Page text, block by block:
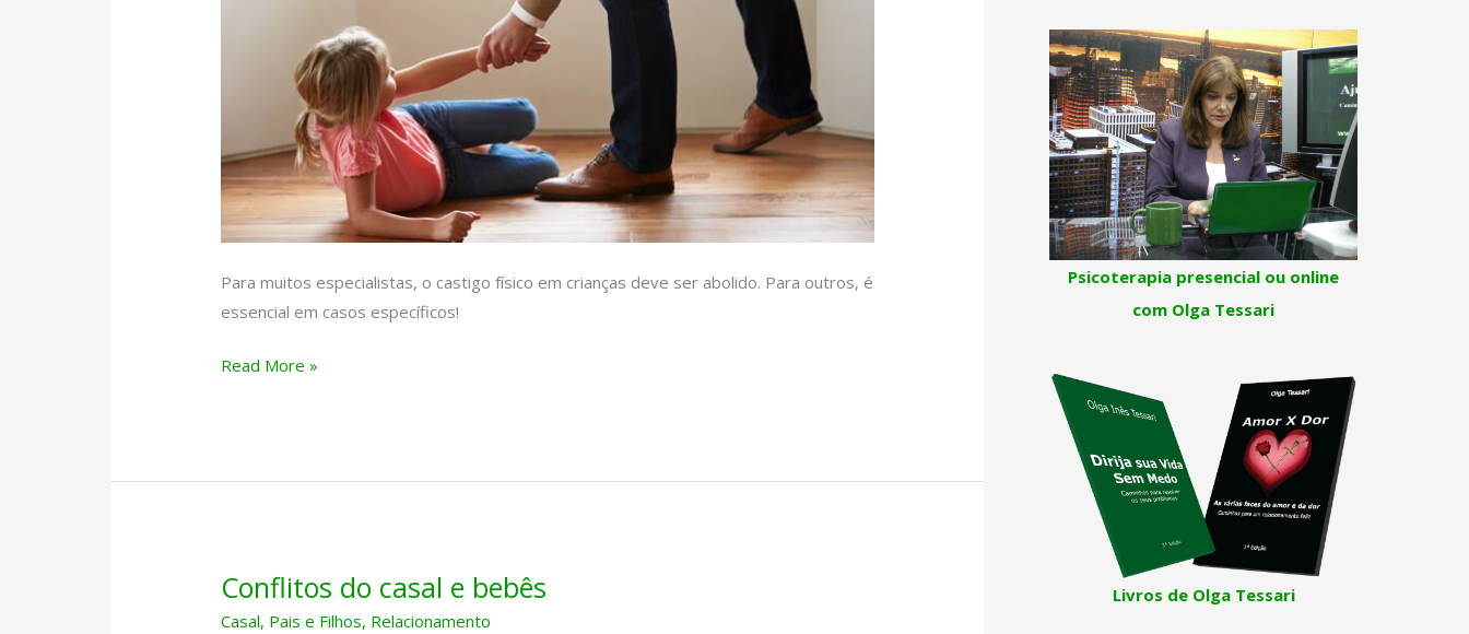
Para muitos especialistas, o castigo físico em crianças deve ser abolido. Para outros, é
essencial em casos específicos!
Castigo
Read More »
Conflitos do casal e bebês
Casal, Pais e Filhos, Relacionamento
Psicoterapia presencial ou online
com Olga Tessari
Livros de Olga Tessari